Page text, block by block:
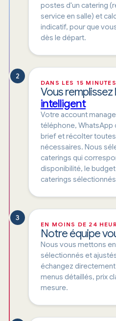
postes d'un catering
service en salle) et
indicatif, pour que
dès le départ.
2
DANS LES 15
Vous remplissez
intelligent
Votre account
téléphone, WhatsApp
brief et récolter
nécessaires. Nous
caterings qui
disponibilité, le
caterings
3
EN MOINS DE 24
Notre équipe
Nous vous mettons
sélectionnés et
échangez
menus détaillés, prix
mesure.